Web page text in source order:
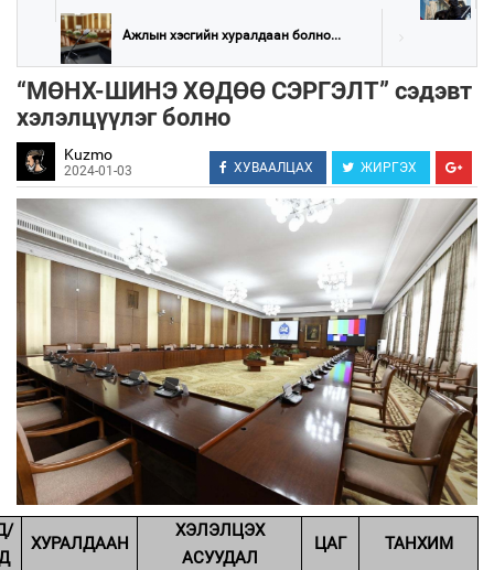
Ажлын хэсгийн хуралдаан болно...
“МӨНХ-ШИНЭ ХӨДӨӨ СЭРГЭЛТ” сэдэвт
хэлэлцүүлэг болно
Kuzmo
2024-01-03 ХУВААЛЦАХ ЖИРГЭХ
ХУРАЛДААН
ХЭЛЭЛЦЭХ
АСУУДАЛ
ЦАГ ТАНХИМ